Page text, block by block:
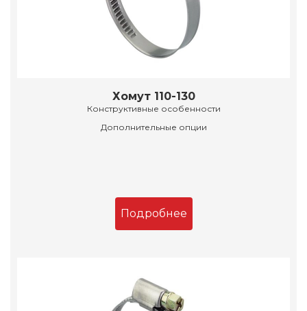
Хомут 110-130
Конструктивные особенности
Дополнительные опции
Подробнее